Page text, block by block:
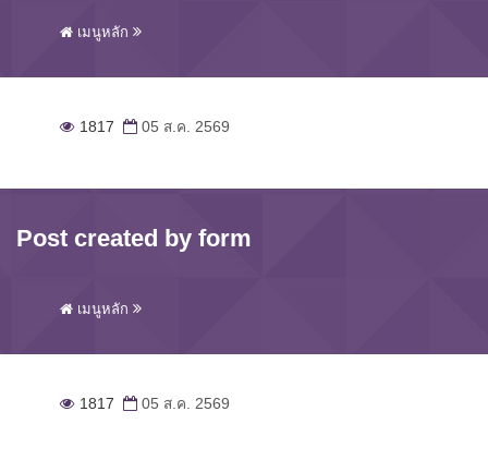
เมนูหลัก
1817 05 ส.ค. 2569
Post created by form
เมนูหลัก
1817 05 ส.ค. 2569